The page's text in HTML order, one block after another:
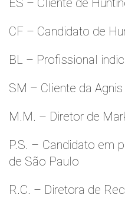
ES – Cliente de
CF – Candidato de
BL – Profissional
SM – Cliente da Agnis
M.M. – Diretor de
P.S. – Candidato em
de São Paulo
R.C. – Diretora de